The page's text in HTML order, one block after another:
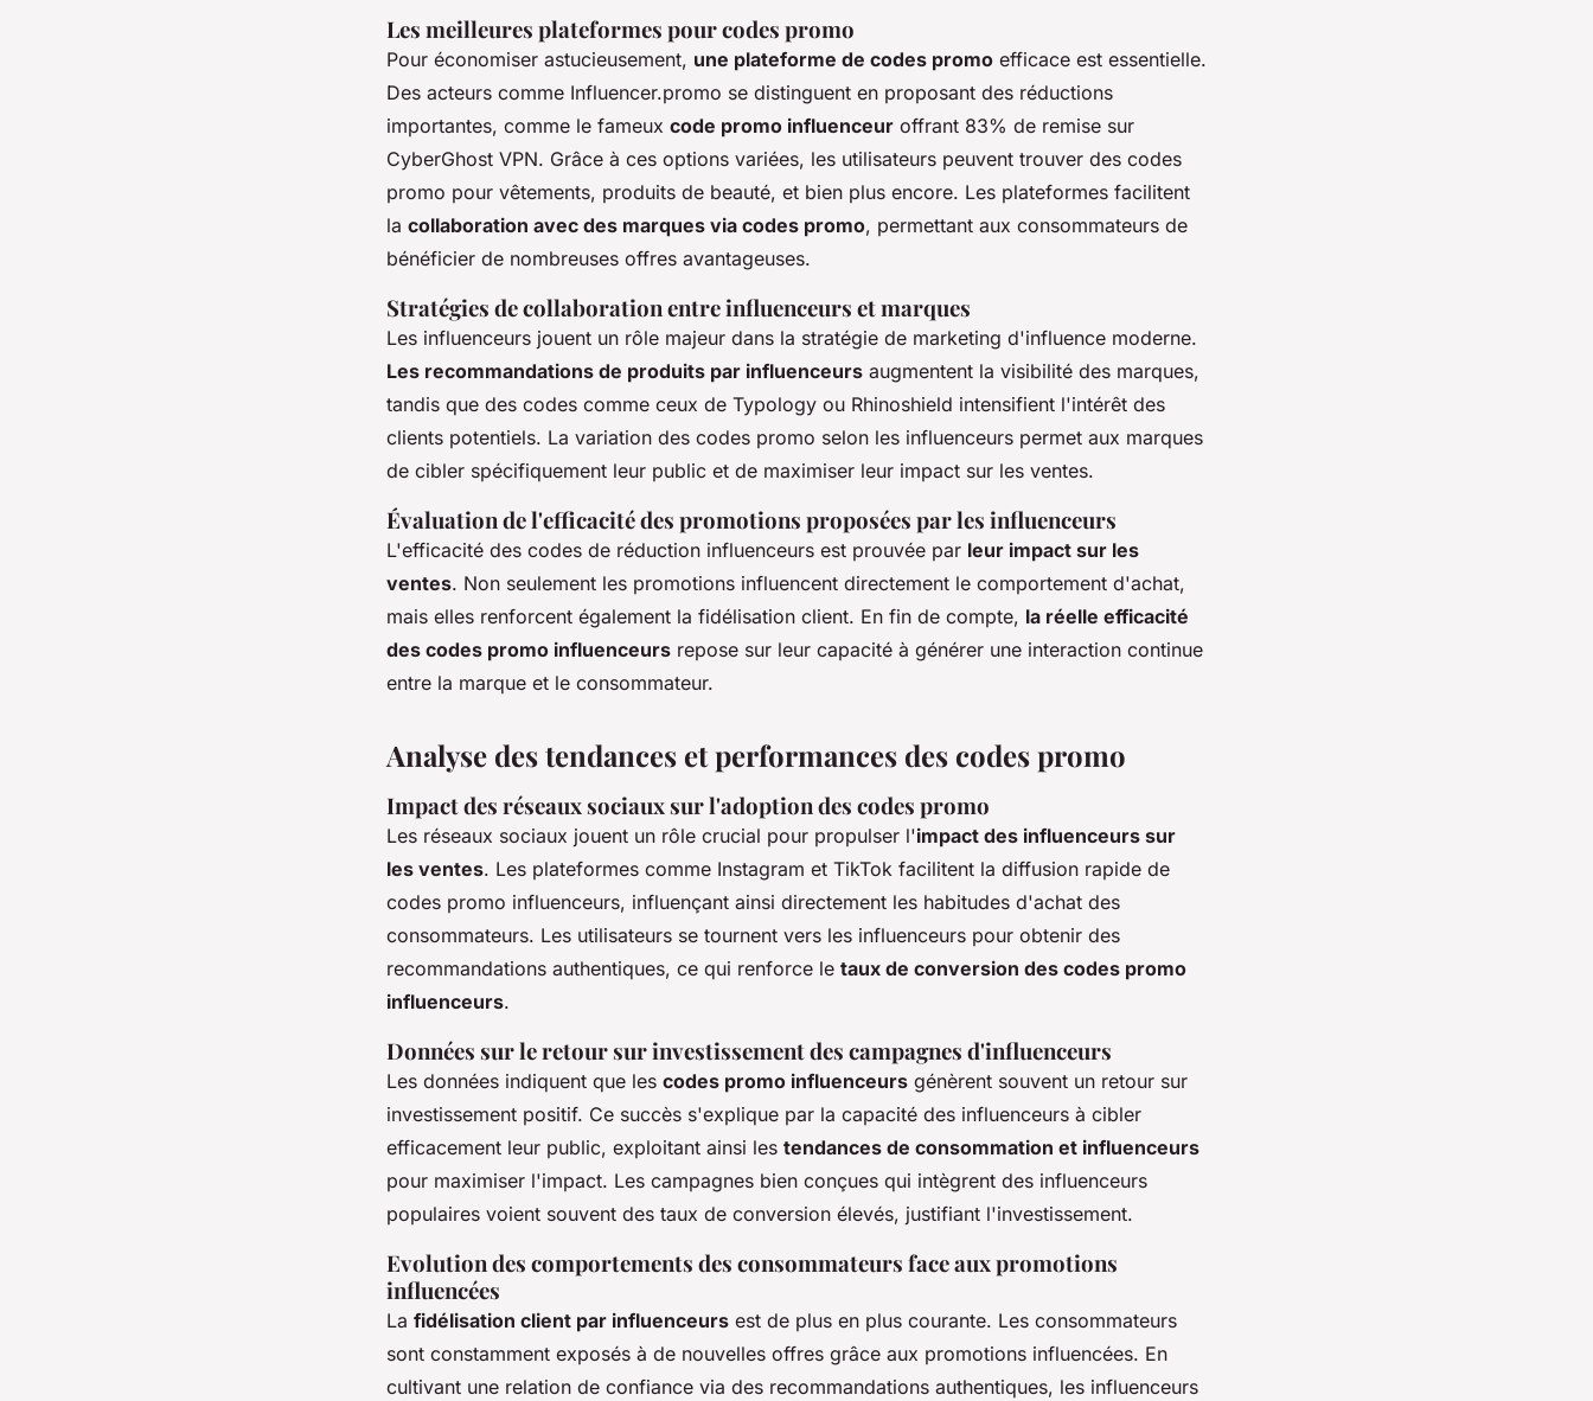
Les meilleures plateformes pour codes promo
Pour économiser astucieusement, une plateforme de codes promo efficace est essentielle.
Des acteurs comme Influencer.promo se distinguent en proposant des réductions
importantes, comme le fameux code promo influenceur offrant 83% de remise sur
CyberGhost VPN. Grâce à ces options variées, les utilisateurs peuvent trouver des codes
promo pour vêtements, produits de beauté, et bien plus encore. Les plateformes facilitent
la collaboration avec des marques via codes promo, permettant aux consommateurs de
bénéficier de nombreuses offres avantageuses.
Stratégies de collaboration entre influenceurs et marques
Les influenceurs jouent un rôle majeur dans la stratégie de marketing d'influence moderne.
Les recommandations de produits par influenceurs augmentent la visibilité des marques,
tandis que des codes comme ceux de Typology ou Rhinoshield intensifient l'intérêt des
clients potentiels. La variation des codes promo selon les influenceurs permet aux marques
de cibler spécifiquement leur public et de maximiser leur impact sur les ventes.
Évaluation de l'efficacité des promotions proposées par les influenceurs
L'efficacité des codes de réduction influenceurs est prouvée par leur impact sur les
ventes. Non seulement les promotions influencent directement le comportement d'achat,
mais elles renforcent également la fidélisation client. En fin de compte, la réelle efficacité
des codes promo influenceurs repose sur leur capacité à générer une interaction continue
entre la marque et le consommateur.
Analyse des tendances et performances des codes promo
Impact des réseaux sociaux sur l'adoption des codes promo
Les réseaux sociaux jouent un rôle crucial pour propulser l'impact des influenceurs sur
les ventes. Les plateformes comme Instagram et TikTok facilitent la diffusion rapide de
codes promo influenceurs, influençant ainsi directement les habitudes d'achat des
consommateurs. Les utilisateurs se tournent vers les influenceurs pour obtenir des
recommandations authentiques, ce qui renforce le taux de conversion des codes promo
influenceurs.
Données sur le retour sur investissement des campagnes d'influenceurs
Les données indiquent que les codes promo influenceurs génèrent souvent un retour sur
investissement positif. Ce succès s'explique par la capacité des influenceurs à cibler
efficacement leur public, exploitant ainsi les tendances de consommation et influenceurs
pour maximiser l'impact. Les campagnes bien conçues qui intègrent des influenceurs
populaires voient souvent des taux de conversion élevés, justifiant l'investissement.
Evolution des comportements des consommateurs face aux promotions
influencées
La fidélisation client par influenceurs est de plus en plus courante. Les consommateurs
sont constamment exposés à de nouvelles offres grâce aux promotions influencées. En
cultivant une relation de confiance via des recommandations authentiques, les influenceurs